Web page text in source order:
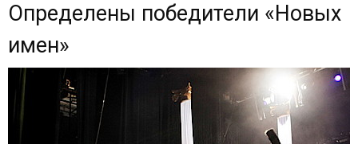
Определены победители «Новых
имен»